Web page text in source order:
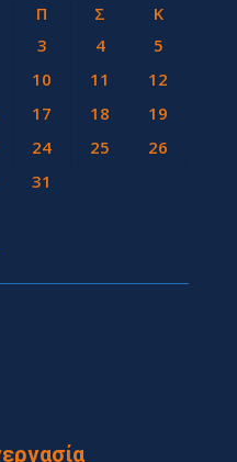
Π Σ
Κ
3 4
5
10 11
12
17 18
19
24 25
26
31